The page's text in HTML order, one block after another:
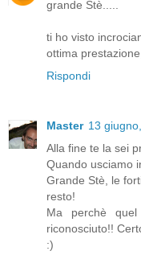
grande Stè.....
ti ho visto
ottima
Rispondi
Master 13
Alla fine te la sei
Quando usciamo
Grande Stè, le
resto!
Ma perchè
riconosciuto!!
:)